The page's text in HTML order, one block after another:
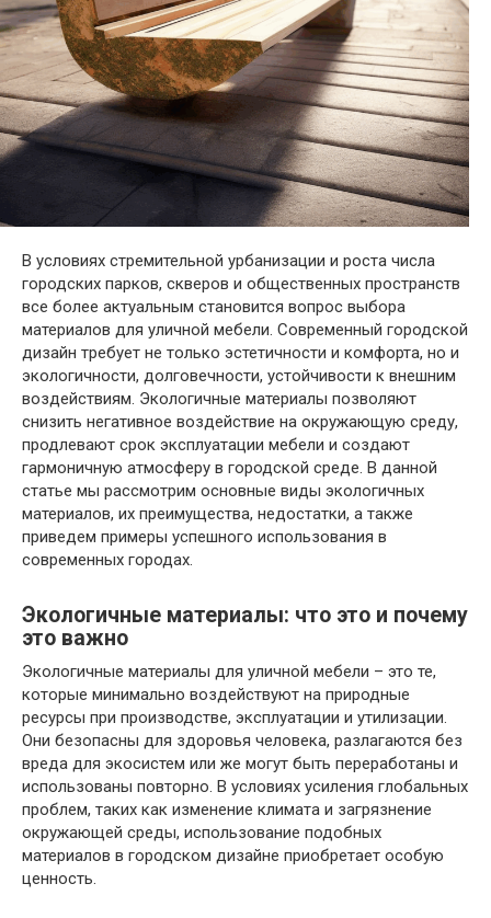
В условиях стремительной урбанизации и роста числа
городских парков, скверов и общественных пространств
все более актуальным становится вопрос выбора
материалов для уличной мебели. Современный городской
дизайн требует не только эстетичности и комфорта, но и
экологичности, долговечности, устойчивости к внешним
воздействиям. Экологичные материалы позволяют
снизить негативное воздействие на окружающую среду,
продлевают срок эксплуатации мебели и создают
гармоничную атмосферу в городской среде. В данной
статье мы рассмотрим основные виды экологичных
материалов, их преимущества, недостатки, а также
приведем примеры успешного использования в
современных городах.
Экологичные материалы: что это и почему
это важно
Экологичные материалы для уличной мебели – это те,
которые минимально воздействуют на природные
ресурсы при производстве, эксплуатации и утилизации.
Они безопасны для здоровья человека, разлагаются без
вреда для экосистем или же могут быть переработаны и
использованы повторно. В условиях усиления глобальных
проблем, таких как изменение климата и загрязнение
окружающей среды, использование подобных
материалов в городском дизайне приобретает особую
ценность.